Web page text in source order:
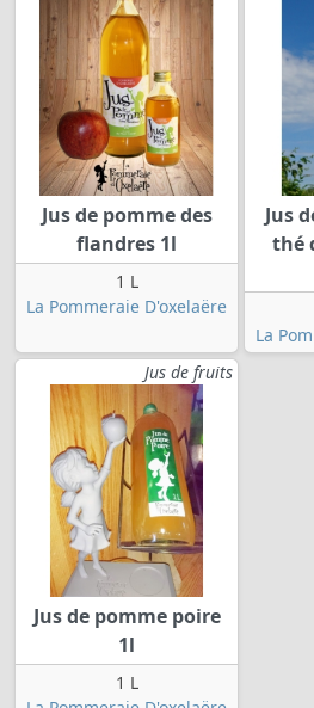
Jus de pomme des
flandres 1l
1 L
La Pommeraie D'oxelaëre
Jus
thé
La
Jus de fruits
Jus de pomme poire
1l
1 L